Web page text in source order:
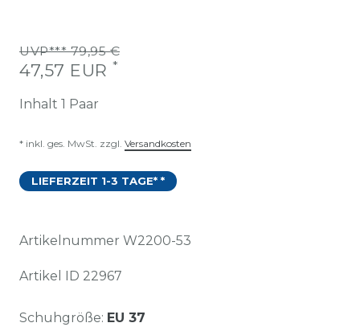
UVP*** 79,95 €
47,57 EUR *
Inhalt 1 Paar
* inkl. ges. MwSt. zzgl. Versandkosten
LIEFERZEIT 1-3 TAGE* *
Artikelnummer W2200-53
Artikel ID 22967
Schuhgröße: EU 37